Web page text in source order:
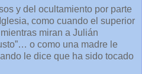
y del ocultamiento por parte
como cuando el superior
miran a Julián
o como una madre le
le dice que ha sido tocado